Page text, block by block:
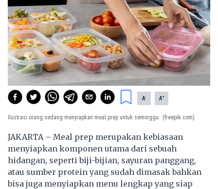
A- A+
Ilustrasi orang sedang menyiapkan meal prep untuk seminggu. (freepik.com)
JAKARTA – Meal prep merupakan kebiasaan
menyiapkan komponen utama dari sebuah
hidangan, seperti biji-bijian, sayuran panggang,
atau sumber protein yang sudah dimasak bahkan
bisa juga menyiapkan menu lengkap yang siap